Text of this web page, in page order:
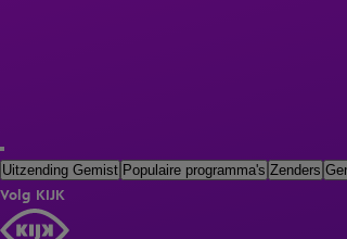
Uitzending Gemist Populaire programma's Zenders
Volg KIJK